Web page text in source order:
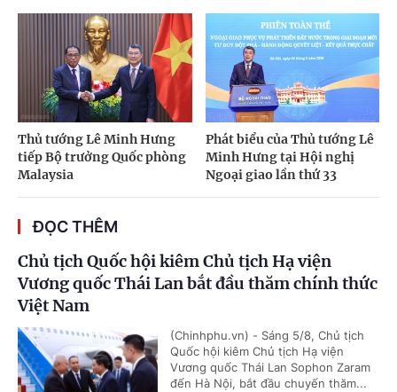
Thủ tướng Lê Minh Hưng
tiếp Bộ trưởng Quốc phòng
Malaysia
Phát biểu của Thủ tướng Lê
Minh Hưng tại Hội nghị
Ngoại giao lần thứ 33
ĐỌC THÊM
Chủ tịch Quốc hội kiêm Chủ tịch Hạ viện
Vương quốc Thái Lan bắt đầu thăm chính thức
Việt Nam
(Chinhphu.vn) - Sáng 5/8, Chủ tịch
Quốc hội kiêm Chủ tịch Hạ viện
Vương quốc Thái Lan Sophon Zaram
đến Hà Nội, bắt đầu chuyến thăm...